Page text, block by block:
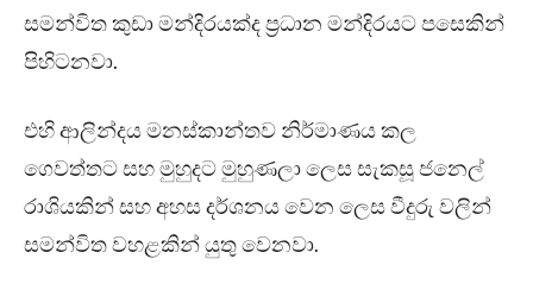
සමන්විත කුඩා මන්දිරයක්ද ප්‍රධාන මන්දිරයට පසෙකින්
පිහිටනවා.
එහි ආලින්දය මනස්කාන්තව නිර්මාණය කල
ගෙවත්තට සහ මුහුදට මුහුණලා ලෙස සැකසූ ජනෙල්
රාශියකින් සහ අහස දර්ශනය වෙන ලෙස වීදුරු වලින්
සමන්විත වහළකින් යුතු වෙනවා.